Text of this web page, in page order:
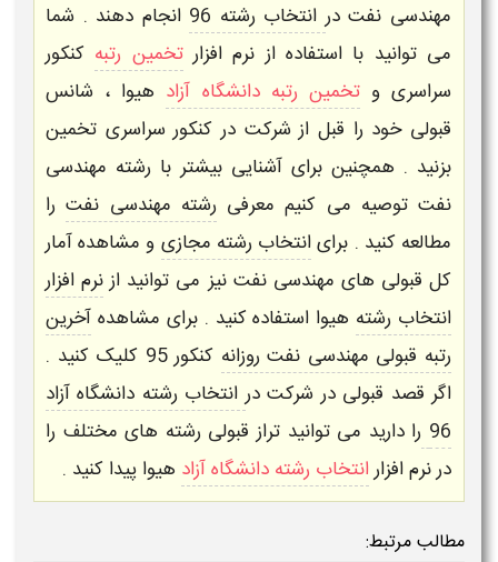
مهندسی نفتدرانتخاب رشته 96
انجام دهند . شما
می توانید با استفاده از نرم افزارتخمین رتبه کنکور
سراسری وتخمین رتبه دانشگاه آزاد هیوا ، شانس
قبولی خود را قبل از شرکت در کنکور سراسری تخمین
بزنید . همچنین برای آشنایی بیشتر با رشته مهندسی
نفتتوصیه می کنیم معرفی رشته مهندسی نفترا
مطالعه کنید . برایانتخاب رشته مجازی و مشاهده آمار
کل قبولی های مهندسی نفتنیز می توانید ازنرم افزار
انتخاب رشته هیوا استفاده کنید . برای مشاهده آخرین
رتبه قبولی مهندسی نفت روزانه
کنکور 95 کلیک کنید .
اگر قصد قبولی در شرکت درانتخاب رشته دانشگاه آزاد
96 را دارید می توانید تراز قبولی رشته های مختلف را
درنرم افزارانتخاب رشته دانشگاه آزاد هیوا پیدا کنید .
مطالب مرتبط: